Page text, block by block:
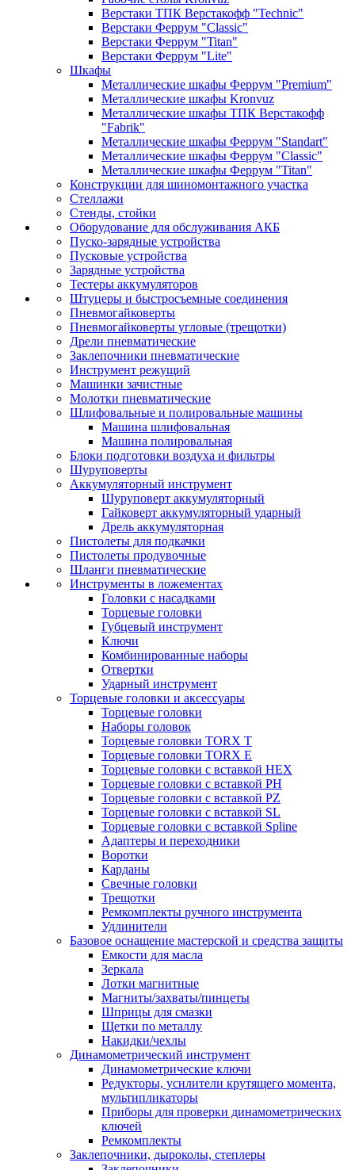
Верстаки ТПК Верстакофф "Technic"
Верстаки Феррум "Classic"
Верстаки Феррум "Titan"
Верстаки Феррум "Lite"
Шкафы
Металлические шкафы Феррум "Premium"
Металлические шкафы Kronvuz
Металлические шкафы ТПК Верстакофф
"Fabrik"
Металлические шкафы Феррум "Standart"
Металлические шкафы Феррум "Classic"
Металлические шкафы Феррум "Titan"
Конструкции для шиномонтажного участка
Стеллажи
Стенды, стойки
Оборудование для обслуживания АКБ
Пуско-зарядные устройства
Пусковые устройства
Зарядные устройства
Тестеры аккумуляторов
Штуцеры и быстросъемные соединения
Пневмогайковерты
Пневмогайковерты угловые (трещотки)
Дрели пневматические
Заклепочники пневматические
Инструмент режущий
Машинки зачистные
Молотки пневматические
Шлифовальные и полировальные машины
Машина шлифовальная
Машина полировальная
Блоки подготовки воздуха и фильтры
Шуруповерты
Аккумуляторный инструмент
Шуруповерт аккумуляторный
Гайковерт аккумуляторный ударный
Дрель аккумуляторная
Пистолеты для подкачки
Пистолеты продувочные
Шланги пневматические
Инструменты в ложементах
Головки с насадками
Торцевые головки
Губцевый инструмент
Ключи
Комбинированные наборы
Отвертки
Ударный инструмент
Торцевые головки и аксессуары
Торцевые головки
Наборы головок
Торцевые головки TORX T
Торцевые головки TORX Е
Торцевые головки с вставкой HEX
Торцевые головки с вставкой PH
Торцевые головки с вставкой PZ
Торцевые головки с вставкой SL
Торцевые головки с вставкой Spline
Адаптеры и переходники
Воротки
Карданы
Свечные головки
Трещотки
Ремкомплекты ручного инструмента
Удлинители
Базовое оснащение мастерской и средства защиты
Емкости для масла
Зеркала
Лотки магнитные
Магниты/захваты/пинцеты
Шприцы для смазки
Щетки по металлу
Накидки/чехлы
Динамометрический инструмент
Динамометрические ключи
Редукторы, усилители крутящего момента,
мультипликаторы
Приборы для проверки динамометрических
ключей
Ремкомплекты
Заклепочники, дыроколы, степлеры